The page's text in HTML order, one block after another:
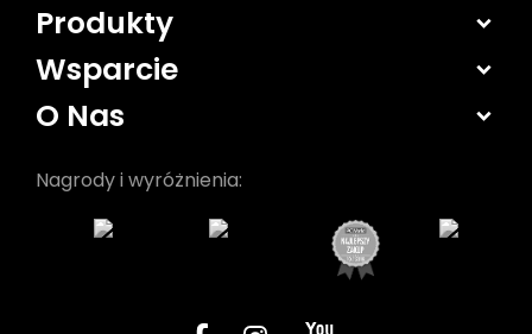
Produkty
Wsparcie
O Nas
Nagrody i wyróżnienia: